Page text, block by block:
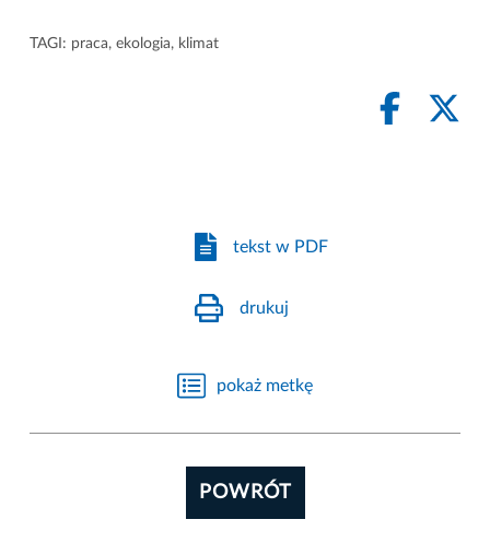
TAGI: praca, ekologia, klimat
tekst w PDF
drukuj
pokaż metkę
POWRÓT